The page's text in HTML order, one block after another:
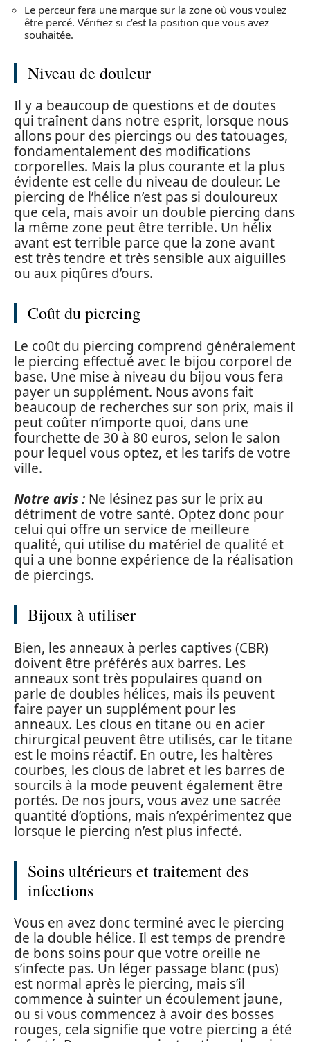
Le perceur fera une marque sur la zone où vous voulez
être percé. Vérifiez si c’est la position que vous avez
souhaitée.
Niveau de douleur
Il y a beaucoup de questions et de doutes
qui traînent dans notre esprit, lorsque nous
allons pour des piercings ou des tatouages,
fondamentalement des modifications
corporelles. Mais la plus courante et la plus
évidente est celle du niveau de douleur. Le
piercing de l’hélice n’est pas si douloureux
que cela, mais avoir un double piercing dans
la même zone peut être terrible. Un hélix
avant est terrible parce que la zone avant
est très tendre et très sensible aux aiguilles
ou aux piqûres d’ours.
Coût du piercing
Le coût du piercing comprend généralement
le piercing effectué avec le bijou corporel de
base. Une mise à niveau du bijou vous fera
payer un supplément. Nous avons fait
beaucoup de recherches sur son prix, mais il
peut coûter n’importe quoi, dans une
fourchette de 30 à 80 euros, selon le salon
pour lequel vous optez, et les tarifs de votre
ville.
Notre avis: Ne lésinez pas sur le prix au
détriment de votre santé. Optez donc pour
celui qui offre un service de meilleure
qualité, qui utilise du matériel de qualité et
qui a une bonne expérience de la réalisation
de piercings.
Bijoux à utiliser
Bien, les anneaux à perles captives (CBR)
doivent être préférés aux barres. Les
anneaux sont très populaires quand on
parle de doubles hélices, mais ils peuvent
faire payer un supplément pour les
anneaux. Les clous en titane ou en acier
chirurgical peuvent être utilisés, car le titane
est le moins réactif. En outre, les haltères
courbes, les clous de labret et les barres de
sourcils à la mode peuvent également être
portés. De nos jours, vous avez une sacrée
quantité d’options, mais n’expérimentez que
lorsque le piercing n’est plus infecté.
Soins ultérieurs et traitement des
infections
Vous en avez donc terminé avec le piercing
de la double hélice. Il est temps de prendre
de bons soins pour que votre oreille ne
s’infecte pas. Un léger passage blanc (pus)
est normal après le piercing, mais s’il
commence à suinter un écoulement jaune,
ou si vous commencez à avoir des bosses
rouges, cela signifie que votre piercing a été